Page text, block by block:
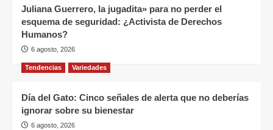
Juliana Guerrero, la jugadita» para no perder el
esquema de seguridad: ¿Activista de Derechos
Humanos?
6 agosto, 2026
Tendencias Variedades
Día del Gato: Cinco señales de alerta que no deberías
ignorar sobre su bienestar
6 agosto, 2026